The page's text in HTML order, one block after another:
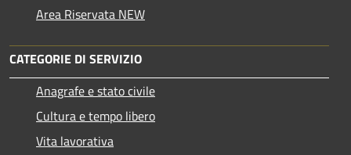
Area Riservata NEW
CATEGORIE DI SERVIZIO
Anagrafe e stato civile
Cultura e tempo libero
Vita lavorativa